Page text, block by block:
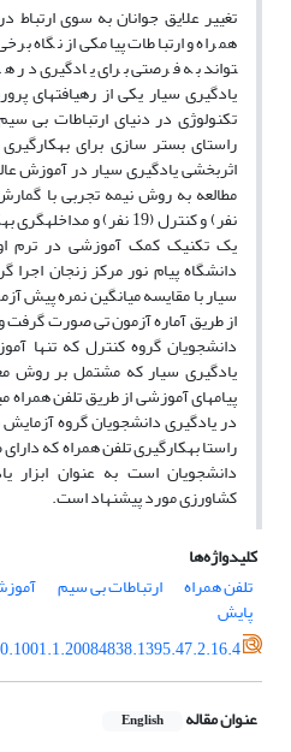
تغییر علایق جوانان به سوی ارتباط
تواند به فرصتی برای یادگیری
یادگیری سیار یکی از رهیافت­های
تکنولوژی در دنیای ارتباطات بی
راستای بستر سازی برای
اثربخشی یادگیری سیار در آموزش
نفر) و کنترل (19 نفر) و
دانشگاه پیام نور مرکز زنجان
سیار با مقایسه میانگین نمره پیش
از طریق آماره آزمون تی صورت گرفت
دانشجویان گروه کنترل که تنها
یادگیری سیار که مشتمل بر روش
پیام­های آموزشی از طریق تلفن همراه
در یادگیری دانشجویان گروه آزمایش
راستا به­کارگیری تلفن همراه که
دانشجویان است به عنوان ابزار
کشاورزی مورد پیشنهاد است.
کلیدواژه‌ها
تلفن همراه
ارتباطات بی سیم
پایش
عنوان مقاله English